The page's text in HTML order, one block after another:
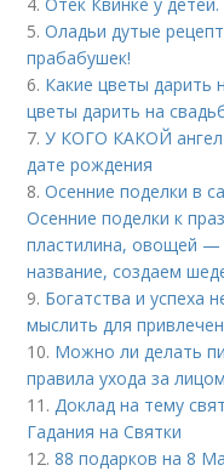
5.Оладьи дутые
прабабушек!
6. Какие цветы дарить
цветы дарить на
7.У КОГО КАКОЙ ангел-
дате рождения
8.Осенние поделки в
Осенние поделки к
пластилина, овощей —
название, создаем
9. Богатства и успеха
мыслить для
10. Можно ли делать
правила ухода за
11.Доклад на тему
Гадания на Святки
12.88 подарков на 8